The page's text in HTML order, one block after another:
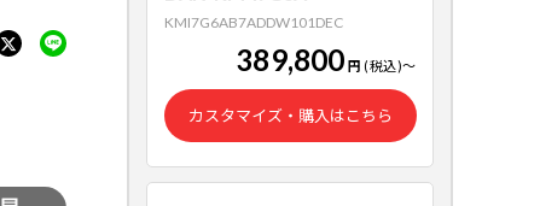
KMI7G6AB7ADDW101DEC
389,800 円 (税込)～
カスタマイズ・購入はこちら